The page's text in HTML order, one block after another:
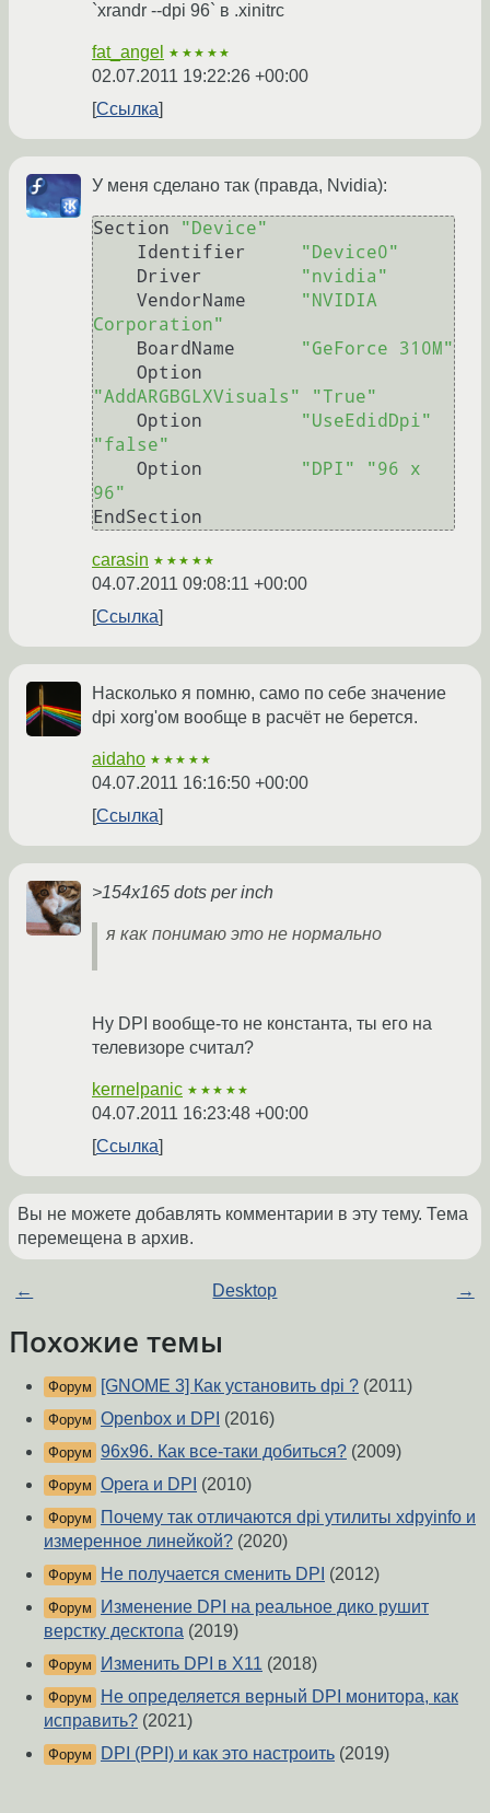
`xrandr --dpi 96` в .xinitrc
fat_angel ★★★★★
02.07.2011 19:22:26 +00:00
Ссылка
У меня сделано так (правда, Nvidia):
Section
"Device"
    Identifier
"Device0"
    Driver
"nvidia"
    VendorName
"NVIDIA
Corporation"
    BoardName
"GeForce 310M"
"AddARGBGLXVisuals"
"True"
    Option
"UseEdidDpi"
"false"
    Option
"DPI"
"96 x
96"
EndSection
carasin ★★★★★
04.07.2011 09:08:11 +00:00
Ссылка
Насколько я помню, само по себе значение
dpi xorg'ом вообще в расчёт не берется.
aidaho ★★★★★
04.07.2011 16:16:50 +00:00
Ссылка
>154x165 dots per inch
я как понимаю это не нормально
Ну DPI вообще-то не константа, ты его на
телевизоре считал?
kernelpanic ★★★★★
04.07.2011 16:23:48 +00:00
Ссылка
Вы не можете добавлять комментарии в эту тему. Тема
перемещена в архив.
← Desktop →
Похожие темы
Форум [GNOME 3] Как установить dpi ? (2011)
Форум Openbox и DPI (2016)
Форум 96x96. Как все-таки добиться? (2009)
Форум Opera и DPI (2010)
Форум
Почему так отличаются dpi утилиты xdpyinfo и
измеренное линейкой? (2020)
Форум Не получается сменить DPI (2012)
Форум
Изменение DPI на реальное дико рушит
верстку десктопа (2019)
Форум Изменить DPI в X11 (2018)
Форум
Не определяется верный DPI монитора, как
исправить? (2021)
Форум DPI (PPI) и как это настроить (2019)